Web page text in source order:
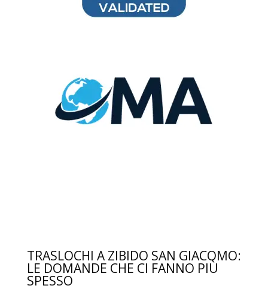
TRASLOCHI A ZIBIDO SAN GIACOMO:
LE DOMANDE CHE CI FANNO PIÙ
SPESSO